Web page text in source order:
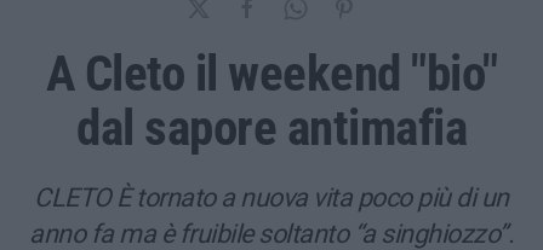
A Cleto il weekend "bio"
dal sapore antimafia
CLETO È tornato a nuova vita poco più di un
anno fa ma è fruibile soltanto “a singhiozzo”.